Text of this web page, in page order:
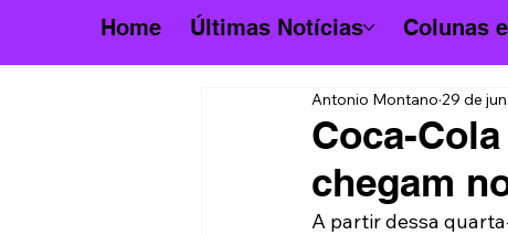
Home Últimas Notícias Colunas
Coca-
chegam
Antonio Montano 29 de
A partir dessa